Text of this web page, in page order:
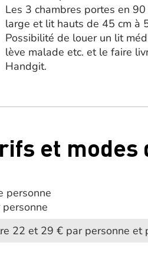
Les 3 chambres portes en 90
large et lit hauts de 45 cm à
Possibilité de louer un lit
lève malade etc. et le faire
Handgit.
et modes
personne
personne
22 et 29 € par personne et